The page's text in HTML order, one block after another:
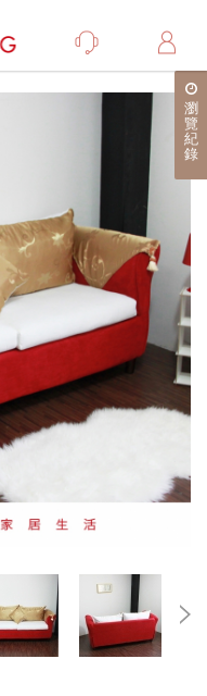
瀏
覽
紀
錄